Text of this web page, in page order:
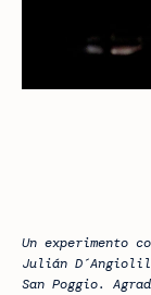
Un experimento
Julián
San Poggio.